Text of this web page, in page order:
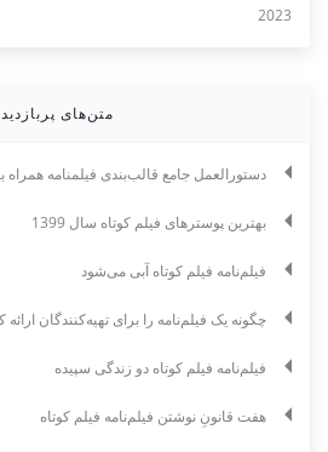
متن‌های پربازدید
دستورالعمل جامع قالب‌بندی فیلمنامه همراه
بهترین پوسترهای فیلم کوتاه سال 1399
فیلم‌نامه فیلم کوتاه آبی می‌شود
چگونه یک فیلم‌نامه را برای تهیه‌کنندگان ارائه
فیلم‌نامه فیلم کوتاه دو زندگی سپیده
هفت قانونِ نوشتن فیلم‌نامه فیلم کوتاه